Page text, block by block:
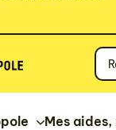
Mes